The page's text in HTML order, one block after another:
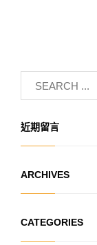
近期留言
ARCHIVES
CATEGORIES